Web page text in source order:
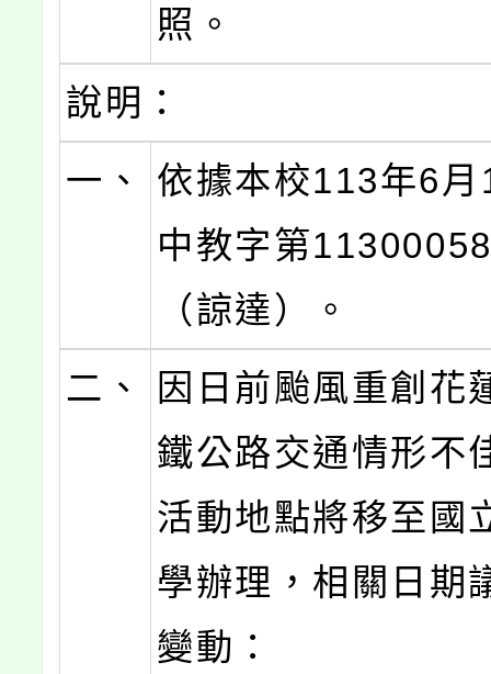
照。
說明：
一、
依據本校113年6
中教字第
（諒達）。
二、
因日前颱風重創花
鐵公路交通情形不
活動地點將移至國
學辦理，相關日期
變動：